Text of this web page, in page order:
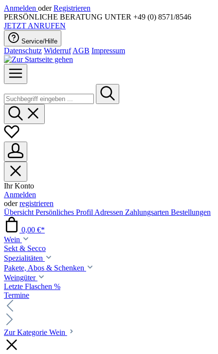
Anmelden oder Registrieren
PERSÖNLICHE BERATUNG UNTER +49 (0) 8571/8546
JETZT ANRUFEN
Service/Hilfe
Datenschutz Widerruf AGB Impressum
Ihr Konto
Anmelden
oderregistrieren
Übersicht Persönliches Profil Adressen Zahlungsarten Bestellungen
0,00 €*
Wein
Sekt & Secco
Spezialitäten
Pakete, Abos & Schenken
Weingüter
Letzte Flaschen %
Termine
Zur Kategorie Wein